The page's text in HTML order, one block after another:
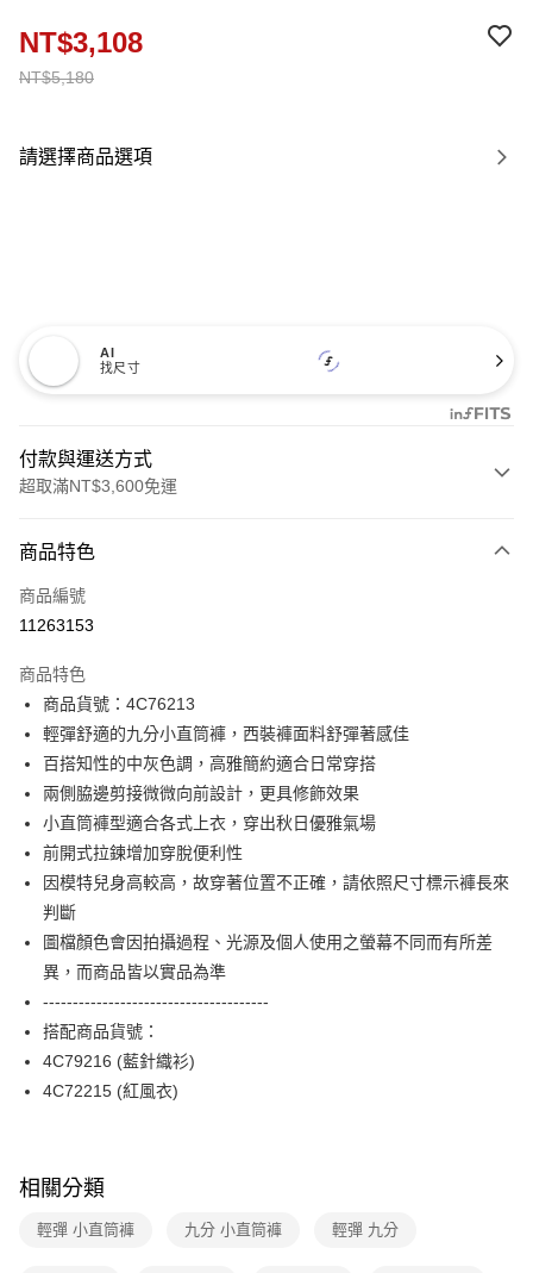
NT$5,180
NT$3,108
請選擇商品選項
AI
找尺寸
付款與運送方式
超取滿NT$3,600免運
信用卡一次付款
信用卡分期付款
合作金庫商業銀行
華南商業銀行
上海商業儲蓄銀行
台北富邦商業銀行
國泰世華商業銀行
兆豐國際商業銀行
臺灣中小企業銀行
台中商業銀行
匯豐（台灣）商業銀行
華泰商業銀行
聯邦商業銀行
遠東國際商業銀行
元大商業銀行
玉山商業銀行
星展（台灣）商業銀行
台新國際商業銀行
台灣樂天信用卡公司
LINE Pay
Apple Pay
街口支付
AFTEE先享後付
相關說明
【關於「AFTEE先享後付」】
AFTEE先享後付是「在收到商品之後才付款」的支付方式。 讓您購物簡單
便利好安心！
１．簡單：不需註冊會員、不需綁卡、不需儲值。
２．便利：只要手機號碼，簡訊認證，即可結帳。
【「AFTEE先享後付」結帳流程】
１．於結帳方式選擇「AFTEE先享後付」後，將跳轉至「AFTEE先享後付」
結帳頁面，進行簡訊認證並確認金額後，即可完成結帳。
２．訂單成立數日內，您將收到繳費通知簡訊。
購買商品的店家。未經商家同意取消之訂單仍視為有效，需透過AFTEE先享
後付繳納相關費用。
※ 交易是否成功請以「AFTEE先享後付 」之結帳頁面顯示為準，若有關於
付款後全家FamilyMart取貨
每筆NT$90，滿NT$3,600(含以上)免運費
付款後7-11取貨
每筆NT$90，滿NT$3,600(含以上)免運費
每筆NT$90，滿NT$3,600(含以上)免運費
離島宅配 (蘭嶼恕不配送)
商品特色
商品編號
11263153
商品特色
商品貨號：4C76213
輕彈舒適的九分小直筒褲，西裝褲面料舒彈著感佳
百搭知性的中灰色調，高雅簡約適合日常穿搭
兩側脇邊剪接微微向前設計，更具修飾效果
小直筒褲型適合各式上衣，穿出秋日優雅氣場
前開式拉鍊增加穿脫便利性
因模特兒身高較高，故穿著位置不正確，請依照尺寸標示褲長來
判斷
圖檔顏色會因拍攝過程、光源及個人使用之螢幕不同而有所差
異，而商品皆以實品為準
--------------------------------------
搭配商品貨號：
4C79216 (藍針織衫)
4C72215 (紅風衣)
相關分類
輕彈 小直筒褲 九分 小直筒褲 輕彈 九分